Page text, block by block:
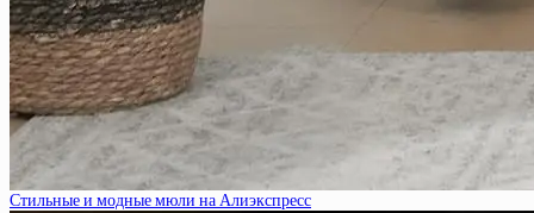
Стильные и модные мюли на Алиэкспресс